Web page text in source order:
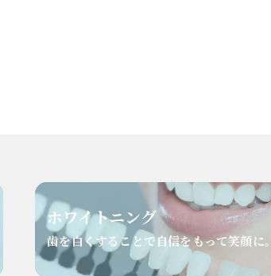
ホワイトニング
歯を白くすることで自信をもって笑顔に。